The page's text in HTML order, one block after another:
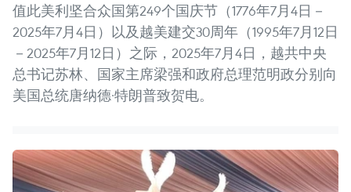
值此美利坚合众国第249个国庆节（1776年7月4日－
2025年7月4日）以及越美建交30周年（1995年7月12日
－2025年7月12日）之际，2025年7月4日，越共中央
总书记苏林、国家主席梁强和政府总理范明政分别向
美国总统唐纳德·特朗普致贺电。